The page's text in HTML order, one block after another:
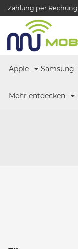
Zahlung per Rechung
Apple Samsung
Mehr entdecken